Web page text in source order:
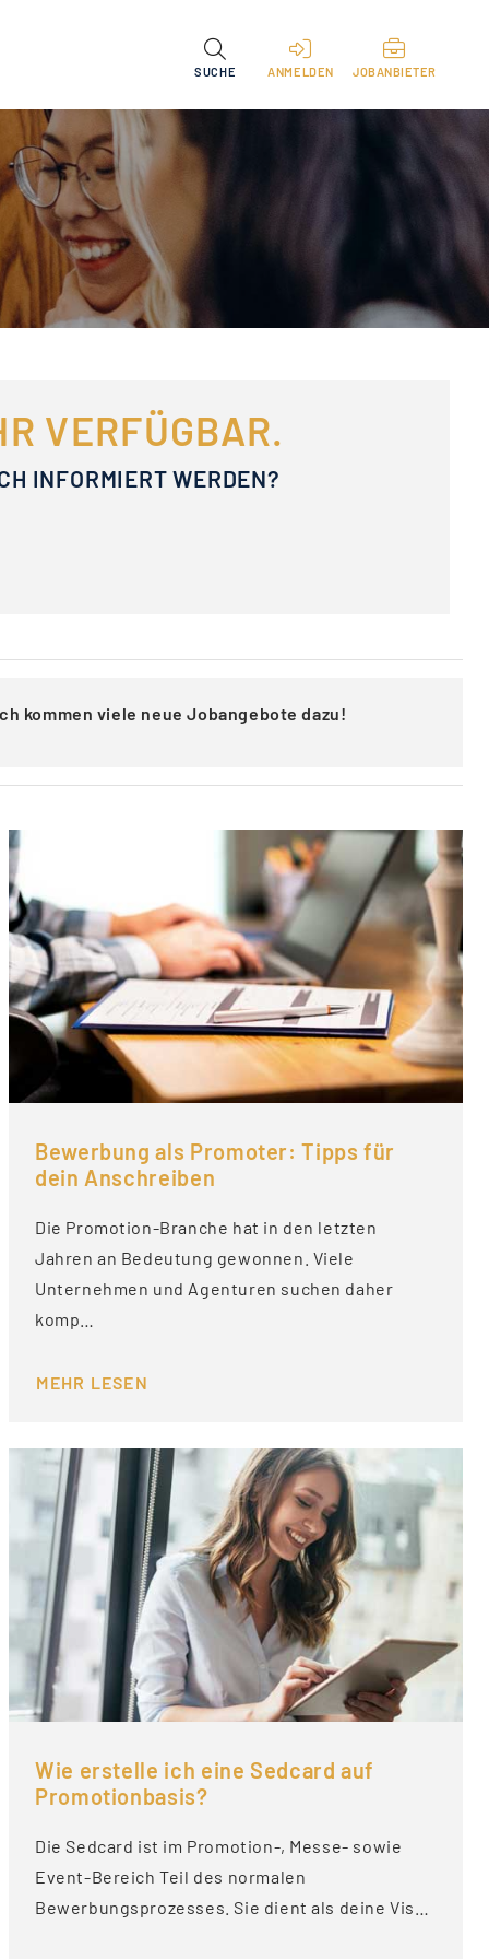
SUCHE ANMELDEN JOBANBIETER
VERFÜGBAR.
INFORMIERT WERDEN?
kommen viele neue Jobangebote dazu!
Bewerbung als Promoter: Tipps für
dein Anschreiben
Die Promotion-Branche hat in den letzten
Jahren an Bedeutung gewonnen. Viele
Unternehmen und Agenturen suchen daher
komp…
MEHR LESEN
Wie erstelle ich eine Sedcard auf
Promotionbasis?
Die Sedcard ist im Promotion-, Messe- sowie
Event-Bereich Teil des normalen
Bewerbungsprozesses. Sie dient als deine Vis…